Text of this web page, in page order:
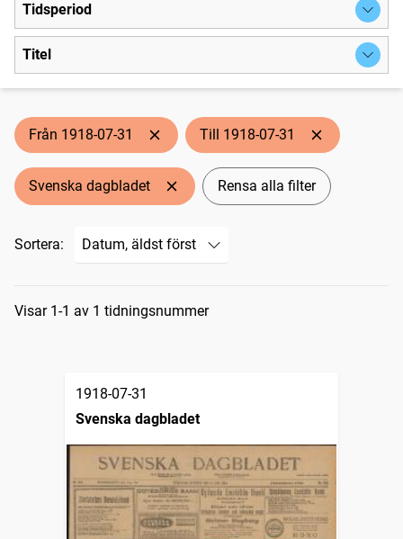
Tidsperiod
Titel
Från 1918-07-31 Till 1918-07-31
Svenska dagbladet Rensa alla filter
Sortera:
Sökresultat
Visar 1-1 av 1 tidningsnummer
1918-07-31
Svenska dagbladet